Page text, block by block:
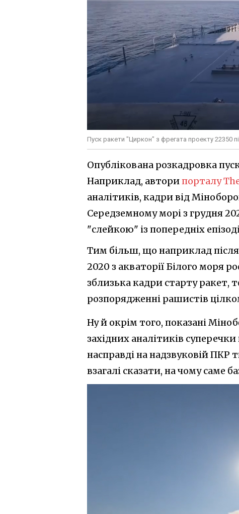
Пуск ракети "Циркон" з фрегата проекту 22350
Опублікована розкадровка
Наприклад, авторипорталу
аналітиків, кадри від
Середземному морі з грудня
"слейкою" із попередніх
Тим більш, що наприклад
2020 з акваторії Білого моря
зблизька кадри старту ракет,
розпорядженні рашистів
Ну й окрім того, показані
західних аналітиків
насправді на надзвуковій
взагалі сказати, на чому саме